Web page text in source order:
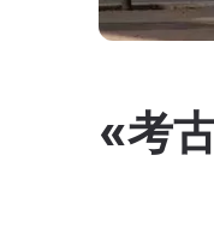
«考